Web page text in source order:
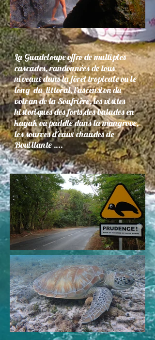
La Guadeloupe offre de multiples
cascades, randonnées de tous
niveaux dans la fôret tropicale ou le
long du littoral, l'ascension du
volcan de la Soufrière, les visites
historiques des forts,des balades en
kayak ou paddle dans la mangrove,
les sources d'eaux chaudes de
Bouillante ....